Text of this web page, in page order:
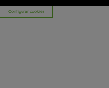
Configurar cookies